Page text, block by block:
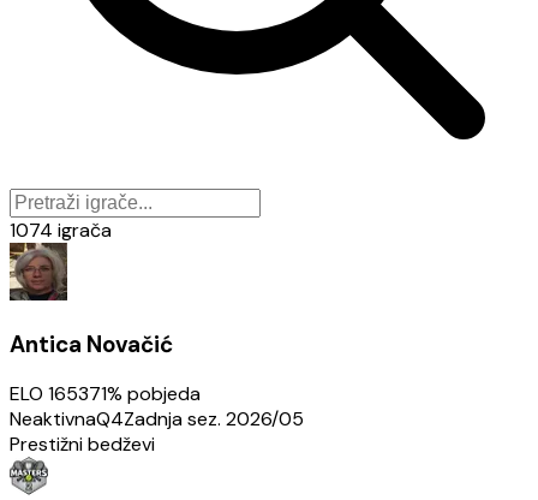
1074 igrača
Antica Novačić
ELO 165371% pobjeda
NeaktivnaQ4Zadnja sez. 2026/05
Prestižni bedževi